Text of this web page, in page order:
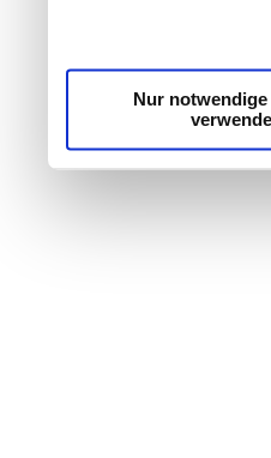
Nur